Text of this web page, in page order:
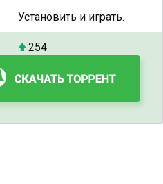
Установить и играть.
254
10
4.17 ГБ